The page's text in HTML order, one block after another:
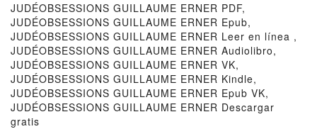
JUDÉOBSESSIONS GUILLAUME ERNER PDF,
JUDÉOBSESSIONS GUILLAUME ERNER Epub,
JUDÉOBSESSIONS GUILLAUME ERNER Leer en línea ,
JUDÉOBSESSIONS GUILLAUME ERNER Audiolibro,
JUDÉOBSESSIONS GUILLAUME ERNER VK,
JUDÉOBSESSIONS GUILLAUME ERNER Kindle,
JUDÉOBSESSIONS GUILLAUME ERNER Epub VK,
JUDÉOBSESSIONS GUILLAUME ERNER Descargar
gratis